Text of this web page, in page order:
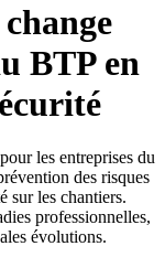
BTP en
les entreprises du
des risques
sur les chantiers.
professionnelles,
évolutions.